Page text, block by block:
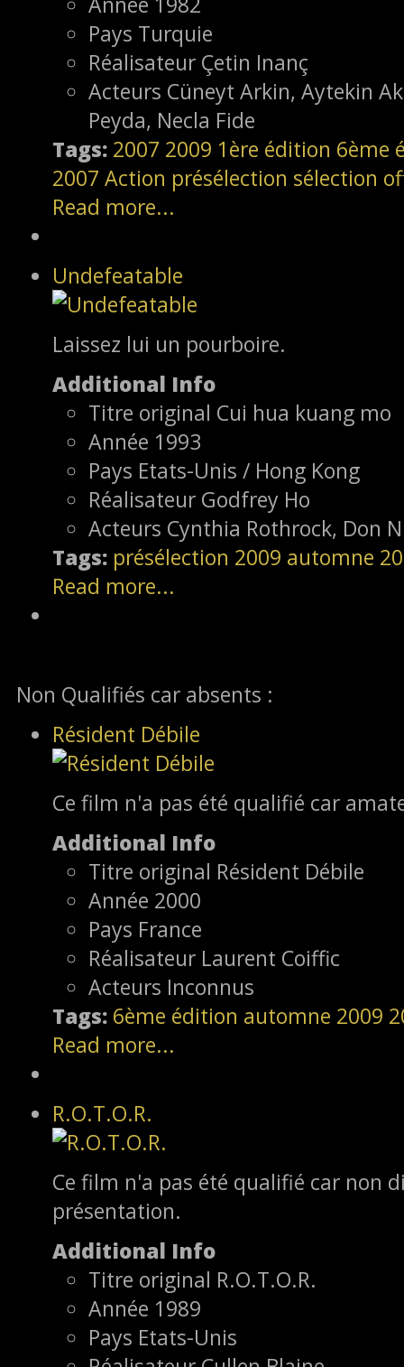
Pays Turquie
Réalisateur Çetin Inanç
Acteurs Cüneyt Arkin, Aytekin
Peyda, Necla Fide
Tags: 2007 2009 1ère édition 6ème
2007 Action présélection sélection
Read more...
Undefeatable
Laissez lui un pourboire.
Additional Info
Titre original Cui hua kuang mo
Année 1993
Pays Etats-Unis / Hong Kong
Réalisateur Godfrey Ho
Acteurs Cynthia Rothrock, Don
Tags: présélection 2009 automne
Read more...
Non Qualifiés car absents :
Résident Débile
Ce film n'a pas été qualifié car
Additional Info
Titre original Résident Débile
Année 2000
Pays France
Réalisateur Laurent Coiffic
Acteurs Inconnus
Tags: 6ème édition automne 2009
Read more...
R.O.T.O.R.
Ce film n'a pas été qualifié car non
présentation.
Additional Info
Titre original R.O.T.O.R.
Année 1989
Pays Etats-Unis